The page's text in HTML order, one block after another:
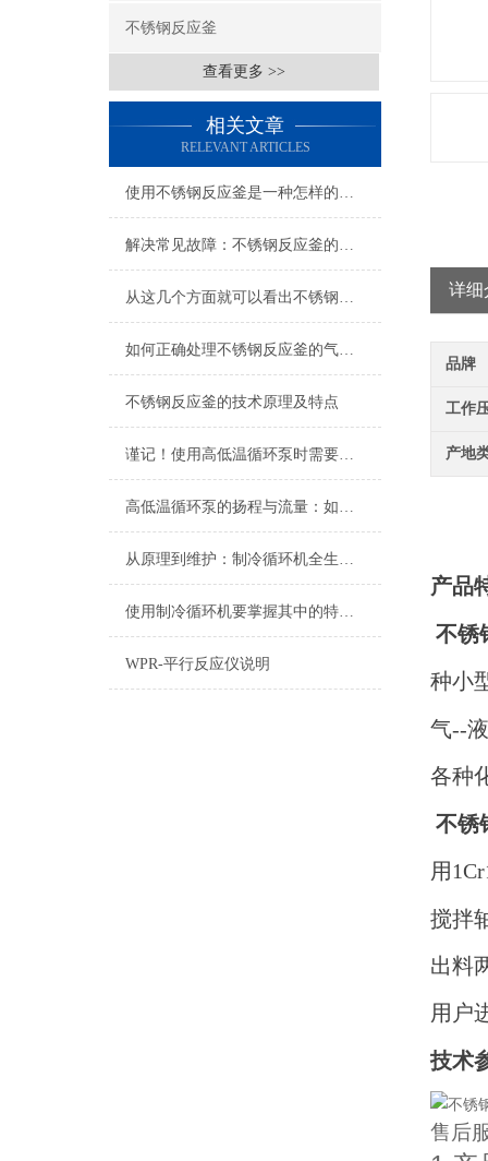
不锈钢反应釜
查看更多 >>
相关文章
RELEVANT ARTICLES
使用不锈钢反应釜是一种怎样的体验？
解决常见故障：不锈钢反应釜的故障排除和维护
从这几个方面就可以看出不锈钢反应釜的优势所在了
如何正确处理不锈钢反应釜的气液分散问题?
不锈钢反应釜的技术原理及特点
谨记！使用高低温循环泵时需要注意这些
高低温循环泵的扬程与流量：如何满足远距离与多反应釜的流量分配需求
从原理到维护：制冷循环机全生命周期管理实践
使用制冷循环机要掌握其中的特点,才能发挥出其功效
WPR-平行反应仪说明
详细
品牌
工作
产地
产品
不锈
种小
气--
各种
不锈
用
搅拌
出料
用户
技术
售后